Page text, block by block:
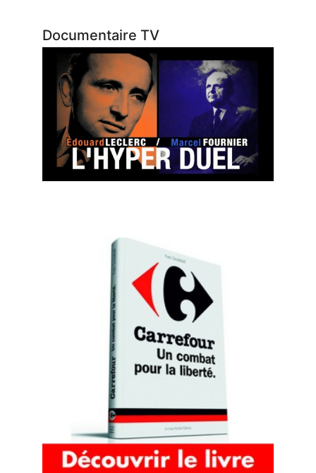
Documentaire TV